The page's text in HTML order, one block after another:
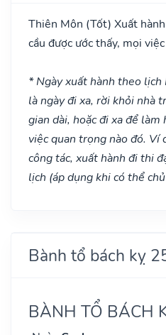
Thiên Môn (Tốt) Xuất
cầu được ước thấy, mọi
* Ngày xuất hành theo
là ngày đi xa, rời khỏi nhà
gian dài, hoặc đi xa để
việc quan trọng nào đó. Ví
công tác, xuất hành đi thi
lịch (áp dụng khi có thể
Bành tổ bách kỵ
BÀNH TỔ BÁCH